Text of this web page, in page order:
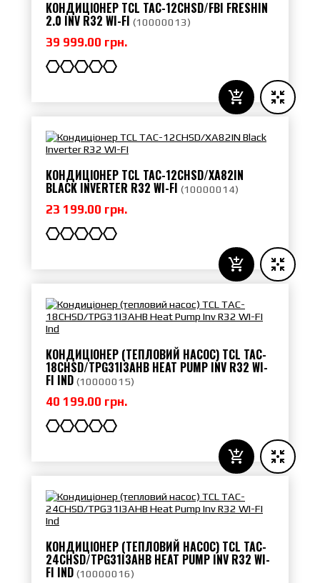
КОНДИЦІОНЕР TCL TAC-12CHSD/FBI FRESHIN
2.0 INV R32 WI-FI (10000013)
39 999.00 грн.
КОНДИЦІОНЕР TCL TAC-12CHSD/XA82IN
BLACK INVERTER R32 WI-FI (10000014)
23 199.00 грн.
КОНДИЦІОНЕР (ТЕПЛОВИЙ НАСОС) TCL TAC-
18CHSD/TPG31I3AHB HEAT PUMP INV R32 WI-
FI IND (10000015)
40 199.00 грн.
КОНДИЦІОНЕР (ТЕПЛОВИЙ НАСОС) TCL TAC-
24CHSD/TPG31I3AHB HEAT PUMP INV R32 WI-
FI IND (10000016)